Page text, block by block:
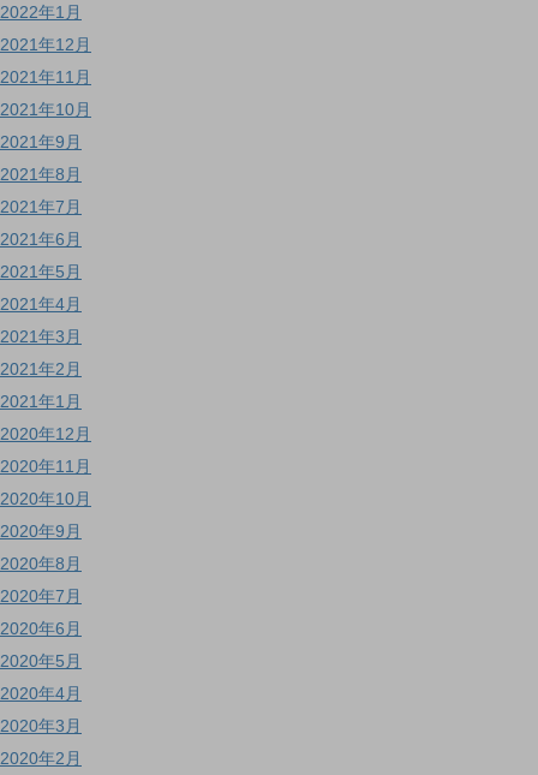
2022年1月
2021年12月
2021年11月
2021年10月
2021年9月
2021年8月
2021年7月
2021年6月
2021年5月
2021年4月
2021年3月
2021年2月
2021年1月
2020年12月
2020年11月
2020年10月
2020年9月
2020年8月
2020年7月
2020年6月
2020年5月
2020年4月
2020年3月
2020年2月